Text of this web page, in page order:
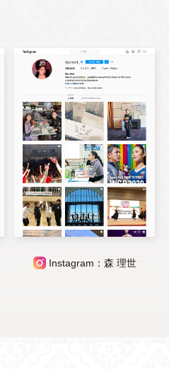
Instagram：森 理世